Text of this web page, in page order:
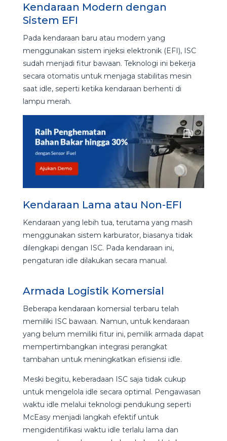
Kendaraan Modern dengan
Sistem EFI
Pada kendaraan baru atau modern yang
menggunakan sistem injeksi elektronik (EFI), ISC
sudah menjadi fitur bawaan. Teknologi ini bekerja
secara otomatis untuk menjaga stabilitas mesin
saat idle, seperti ketika kendaraan berhenti di
lampu merah.
Kendaraan Lama atau Non-EFI
Kendaraan yang lebih tua, terutama yang masih
menggunakan sistem karburator, biasanya tidak
dilengkapi dengan ISC. Pada kendaraan ini,
pengaturan idle dilakukan secara manual.
Armada Logistik Komersial
Beberapa kendaraan komersial terbaru telah
memiliki ISC bawaan. Namun, untuk kendaraan
yang belum memiliki fitur ini, pemilik armada dapat
mempertimbangkan integrasi perangkat
tambahan untuk meningkatkan efisiensi idle.
Meski begitu, keberadaan ISC saja tidak cukup
untuk mengelola idle secara optimal. Pengawasan
waktu idle melalui teknologi pendukung seperti
McEasy menjadi langkah efektif untuk
mengidentifikasi waktu idle terlalu lama dan